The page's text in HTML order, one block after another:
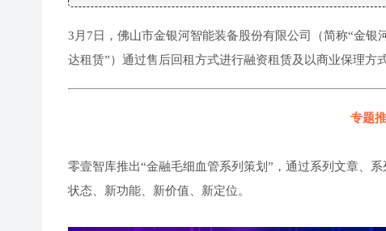
3月7日，佛山市金银河智能装备股份有限公司（简称“金银
达租赁”）通过售后回租方式进行融资租赁及以商业保理方
专题
零壹智库推出“金融毛细血管系列策划”，通过系列文章、
状态、新功能、新价值、新定位。